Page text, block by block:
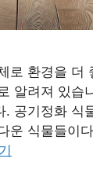
로 환경을 더
알려져 있습
공기정화 식
운 식물들이